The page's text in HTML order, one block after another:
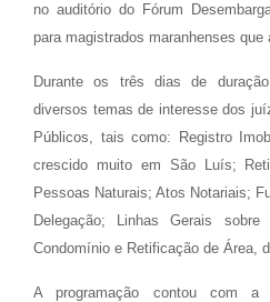
no auditório do Fórum
para magistrados maranhenses que
Durante os três dias de
diversos temas de interesse dos
Públicos, tais como: Registro
crescido muito em São Luís;
Pessoas Naturais; Atos Notariais;
Delegação; Linhas Gerais sobre
Condomínio e Retificação de Área,
A programação contou com a